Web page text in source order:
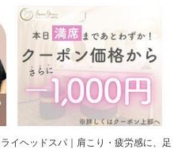
イヘッドスパ｜肩こり・疲労感に、足